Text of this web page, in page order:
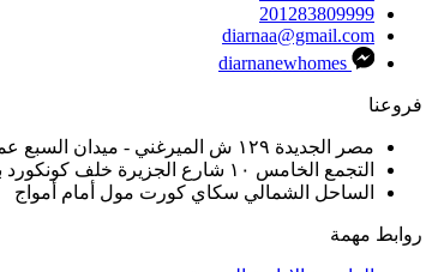
201283809999
diarnaa@gmail.com
فروعنا
مصر الجديدة ١٢٩ ش الميرغني - ميدان السبع عمارات فوق بنك مصر
التجمع الخامس ١٠ شارع الجزيرة خلف كونكورد بلازا شارع التسعيني
الساحل الشمالي سكاي كورت مول أمام أمواج
روابط مهمة